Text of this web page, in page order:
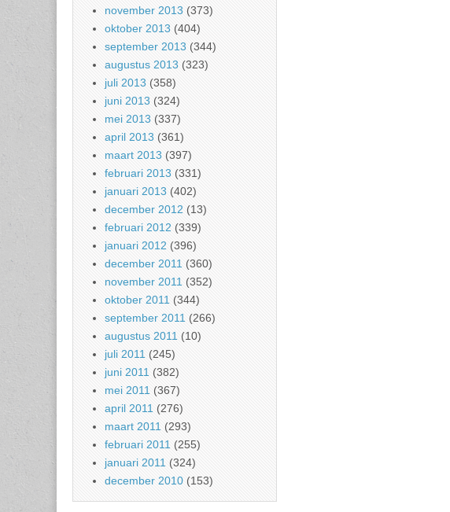
november 2013 (373)
oktober 2013 (404)
september 2013 (344)
augustus 2013 (323)
juli 2013 (358)
juni 2013 (324)
mei 2013 (337)
april 2013 (361)
maart 2013 (397)
februari 2013 (331)
januari 2013 (402)
december 2012 (13)
februari 2012 (339)
januari 2012 (396)
december 2011 (360)
november 2011 (352)
oktober 2011 (344)
september 2011 (266)
augustus 2011 (10)
juli 2011 (245)
juni 2011 (382)
mei 2011 (367)
april 2011 (276)
maart 2011 (293)
februari 2011 (255)
januari 2011 (324)
december 2010 (153)